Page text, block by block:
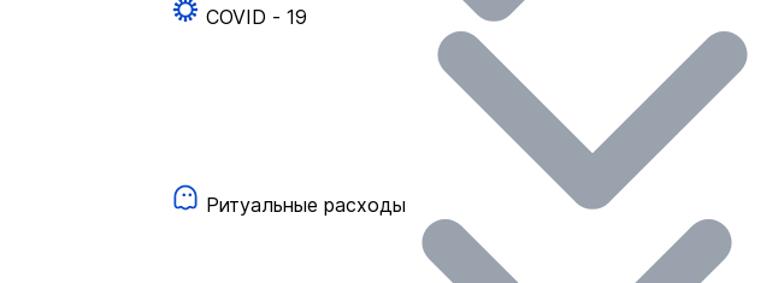
COVID - 19
Ритуальные расходы